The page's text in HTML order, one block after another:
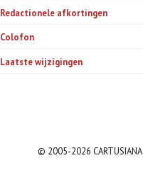
Redactionele afkortingen
Colofon
Laatste wijzigingen
© 2005-2026 CARTUSIANA